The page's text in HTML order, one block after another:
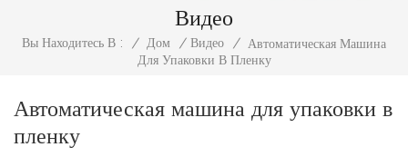
Видео
Вы Находитесь В : / Дом / Видео /
Автоматическая Машина
Для Упаковки В Пленку
Автоматическая машина для упаковки в
пленку